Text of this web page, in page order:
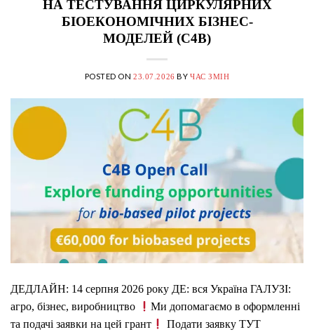
НА ТЕСТУВАННЯ ЦИРКУЛЯРНИХ
БІОЕКОНОМІЧНИХ БІЗНЕС-
МОДЕЛЕЙ (C4B)
POSTED ON23.07.2026 BY ЧАС ЗМІН
ДЕДЛАЙН: 14 серпня 2026 року ДЕ: вся Україна ГАЛУЗІ:
агро, бізнес, виробництво
Ми допомагаємо в оформленні
та подачі заявки на цей грант
Подати заявку ТУТ